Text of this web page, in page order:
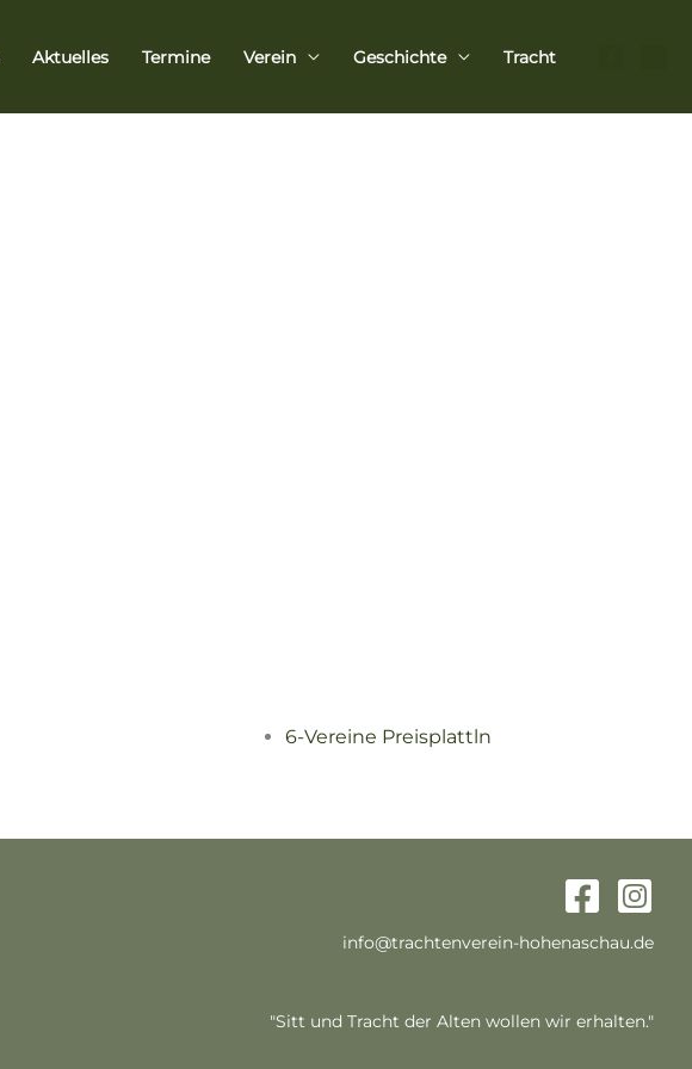
Aktuelles Termine Verein Geschichte Tracht
6-Vereine Preisplattln
info@trachtenverein-hohenaschau.de
"Sitt und Tracht der Alten wollen wir erhalten."